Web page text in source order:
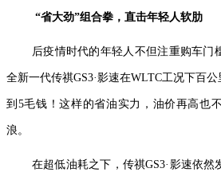
“省大劲”组合拳，直击年轻人软肋
后疫情时代的年轻人不但注重购车门
全新一代传祺GS3·影速在WLTC工况下百
到5毛钱！这样的省油实力，油价再高也
浪。
在超低油耗之下，传祺GS3·影速依